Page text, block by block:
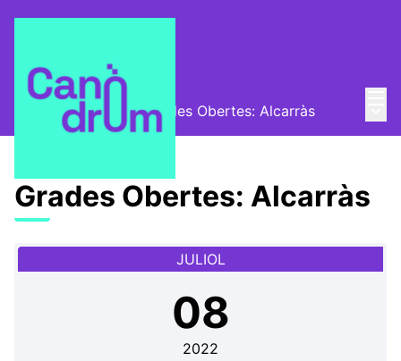
Canòdrom Obert / Grades Obertes: Alcarràs
Grades Obertes: Alcarràs
JULIOL
08
2022